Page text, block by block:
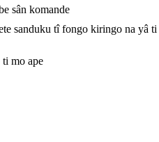
sân komande
sanduku tî fongo kiringo na yâ ti
mo ape